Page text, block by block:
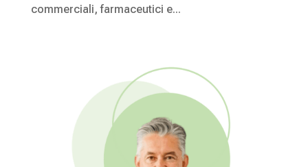
commerciali, farmaceutici e...